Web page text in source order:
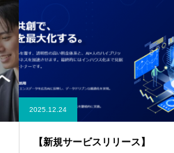
2025.12.24
【新規サービスリリース】